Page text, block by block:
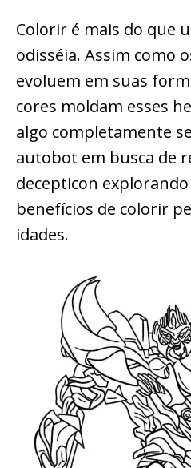
Colorir é mais do que
odisséia. Assim como
evoluem em suas
cores moldam esses
algo completamente
autobot em busca de
decepticon
benefícios de colorir
idades.